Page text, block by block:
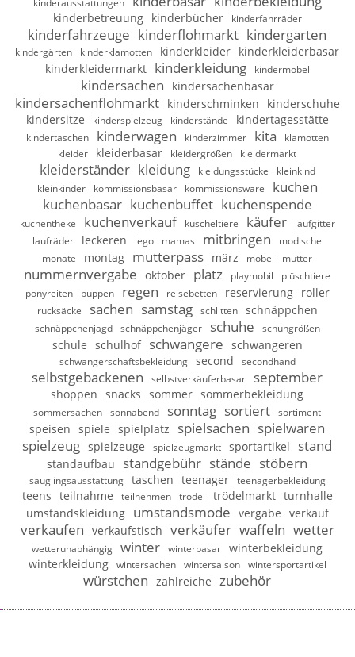
kinderausstattungen
kinderbetreuung kinderbücher kinderfahrräder
kinderfahrzeuge kinderflohmarkt kindergarten
kindergärten kinderklamotten kinderkleider kinderkleiderbasar
kinderkleidermarkt kinderkleidung kindermöbel
kindersachen kindersachenbasar
kindersachenflohmarkt kinderschminken
kinderschuhe
kindersitze
kinderspielzeug kinderstände kindertagesstätte
kindertaschen kinderwagen kinderzimmer kita
klamotten
kleider
kleiderbasar kleidergrößen kleidermarkt
kleiderständer kleidung kleidungsstücke
kleinkind
kleinkinder
kommissionsbasar kommissionsware
kuchen
kuchenbasar kuchenbuffet kuchenspende
kuchentheke kuchenverkauf kuscheltiere käufer
laufgitter
laufräder
leckeren lego mamas mitbringen
modische
monate
montag mutterpass märz möbel mütter
nummernvergabe oktober platz playmobil
plüschtiere
ponyreiten
puppen regen reisebetten reservierung roller
rucksäcke sachen samstag schlitten schnäppchen
schnäppchenjagd schnäppchenjäger schuhe schuhgrößen
schule schulhof schwangere schwangeren
schwangerschaftsbekleidung second secondhand
selbstgebackenen selbstverkäuferbasar september
shoppen snacks sommer sommerbekleidung
sommersachen sonnabend sonntag sortiert sortiment
speisen spiele spielplatz spielsachen spielwaren
spielzeug spielzeuge spielzeugmarkt sportartikel stand
standaufbau standgebühr stände stöbern
säuglingsausstattung taschen teenager teenagerbekleidung
teens teilnahme teilnehmen trödel trödelmarkt turnhalle
umstandskleidung umstandsmode vergabe verkauf
verkaufen verkaufstisch verkäufer waffeln wetter
wetterunabhängig winter winterbasar
winterbekleidung
winterkleidung
wintersachen wintersaison wintersportartikel
würstchen zahlreiche zubehör